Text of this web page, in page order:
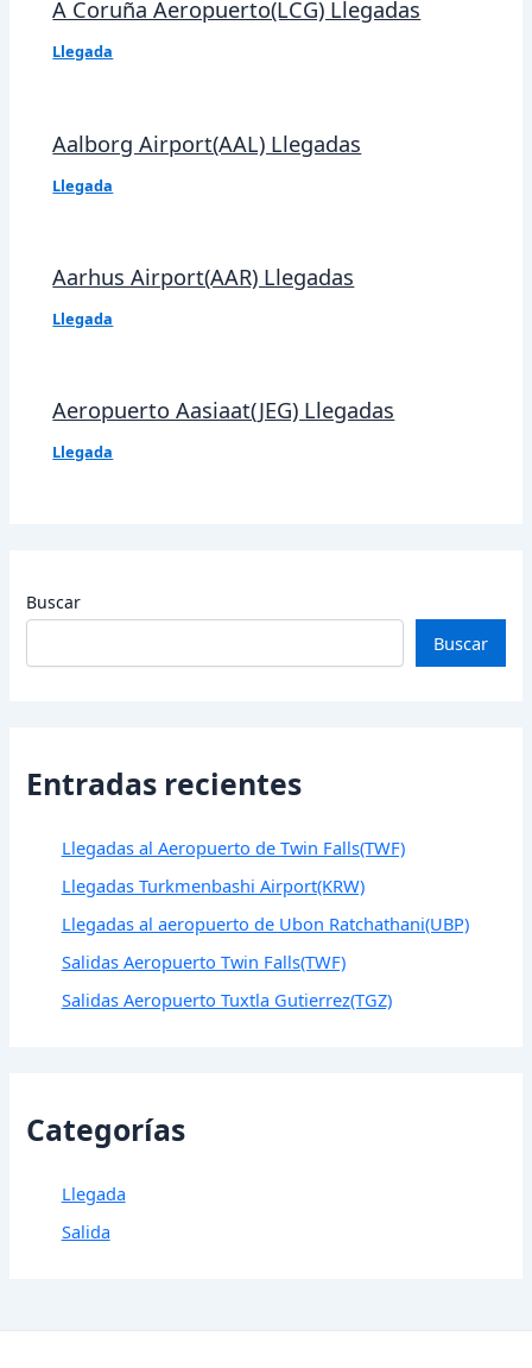
A Coruña Aeropuerto(LCG) Llegadas
Llegada
Aalborg Airport(AAL) Llegadas
Llegada
Aarhus Airport(AAR) Llegadas
Llegada
Aeropuerto Aasiaat(JEG) Llegadas
Llegada
Buscar
Buscar
Entradas recientes
Llegadas al Aeropuerto de Twin Falls(TWF)
Llegadas Turkmenbashi Airport(KRW)
Llegadas al aeropuerto de Ubon Ratchathani(UBP)
Salidas Aeropuerto Twin Falls(TWF)
Salidas Aeropuerto Tuxtla Gutierrez(TGZ)
Categorías
Llegada
Salida